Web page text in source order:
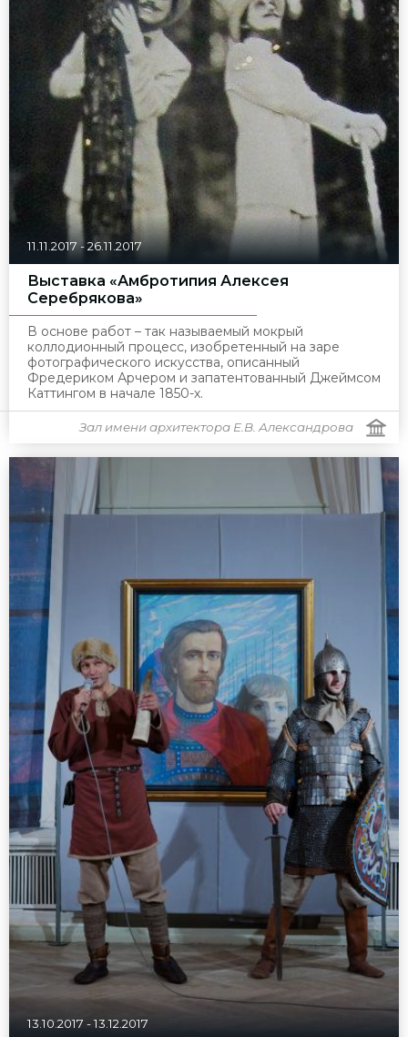
11.11.2017-26.11.2017
Выставка «Амбротипия Алексея
Серебрякова»
В основе работ – так называемый мокрый
коллодионный процесс, изобретенный на заре
фотографического искусства, описанный
Фредериком Арчером и запатентованный Джеймсом
Каттингом в начале 1850-х.
Зал имени архитектора Е.В. Александрова
13.10.2017 -13.12.2017